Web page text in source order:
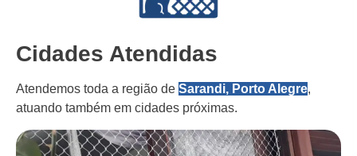
Cidades Atendidas
Atendemos toda a região de Sarandi, Porto Alegre,
atuando também em cidades próximas.